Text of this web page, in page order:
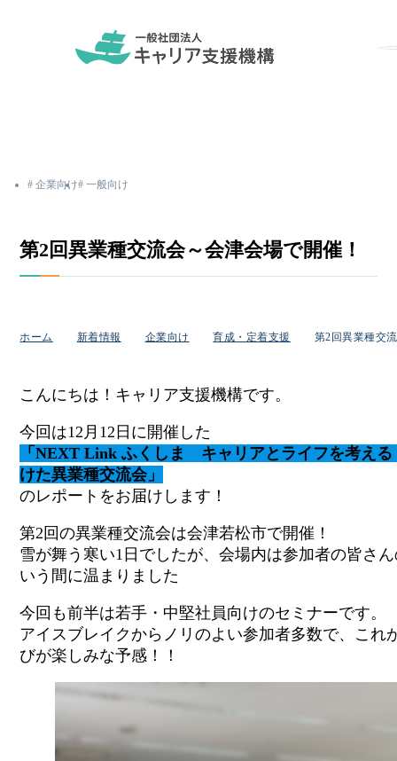
企業向け 一般向け
第2回異業種交流会～会津会場で開催！
ホーム 新着情報 企業向け 育成・定着支援 第2回異業種交
こんにちは！キャリア支援機構です。
今回は12月12日に開催した
「NEXT Link ふくしま キャリアとライフを考え
けた異業種交流会」
のレポートをお届けします！
第2回の異業種交流会は会津若松市で開催！
雪が舞う寒い1日でしたが、会場内は参加者の皆さ
いう間に温まりました
今回も前半は若手・中堅社員向けのセミナーです。
アイスブレイクからノリのよい参加者多数で、これ
びが楽しみな予感！！